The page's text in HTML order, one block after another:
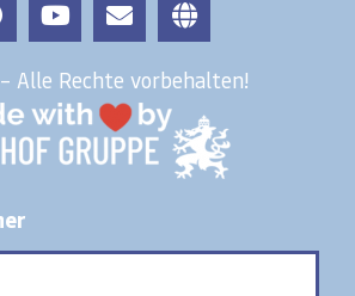
Alle Rechte vorbehalten!